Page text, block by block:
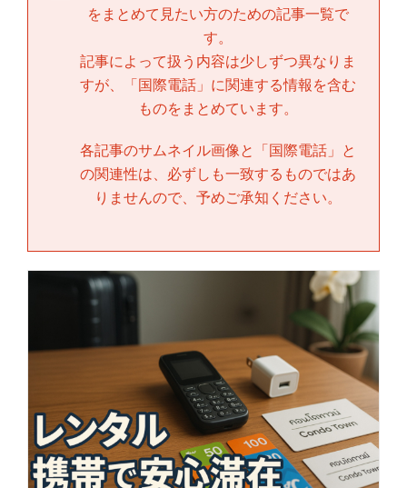
をまとめて見たい方のための記事一覧で
す。
記事によって扱う内容は少しずつ異なりま
すが、「 国際電話」に関連する情報を含む
ものをまとめています。
各記事のサムネイル画像と「 国際電話」と
の関連性は、必ずしも一致するものではあ
りませんので、予めご承知ください。